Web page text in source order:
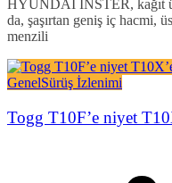
HYUNDAI INSTER, kağıt
da, şaşırtan geniş iç hacmi,
menzili
GenelSürüş İzlenimi
Togg T10F’e niyet